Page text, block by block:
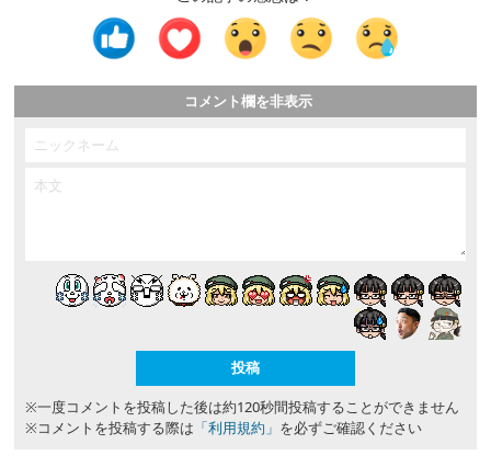
コメント欄を非表示
※一度コメントを投稿した後は約120秒間投稿することができません
※コメントを投稿する際は 「利用規約」 を必ずご確認ください